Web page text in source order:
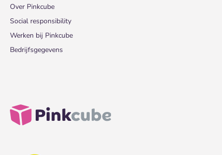
Over Pinkcube
Social responsibility
Werken bij Pinkcube
Bedrijfsgegevens